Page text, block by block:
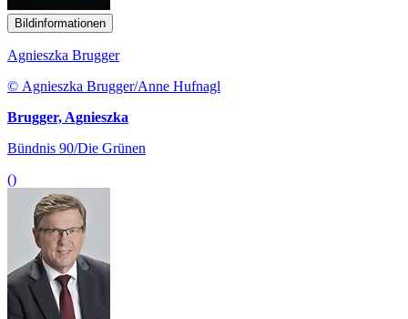
Bildinformationen
Agnieszka Brugger
© Agnieszka Brugger/Anne Hufnagl
Brugger, Agnieszka
Bündnis 90/Die Grünen
()